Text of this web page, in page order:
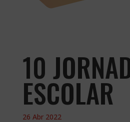
10
ESCOLAR
26 Abr 2022